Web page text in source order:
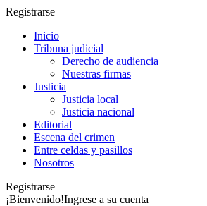
Registrarse
Inicio
Tribuna judicial
Derecho de audiencia
Nuestras firmas
Justicia
Justicia local
Justicia nacional
Editorial
Escena del crimen
Entre celdas y pasillos
Nosotros
Registrarse
¡Bienvenido!Ingrese a su cuenta